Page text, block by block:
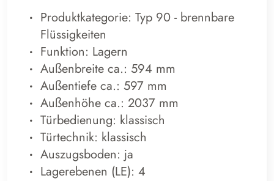
Produktkategorie: Typ 90 - brennbare
Flüssigkeiten
Funktion: Lagern
Außenbreite ca.: 594 mm
Außentiefe ca.: 597 mm
Außenhöhe ca.: 2037 mm
Türbedienung: klassisch
Türtechnik: klassisch
Auszugsboden: ja
Lagerebenen (LE): 4